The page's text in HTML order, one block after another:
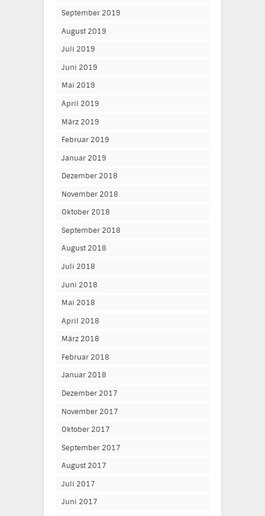
September 2019
August 2019
Juli 2019
Juni 2019
Mai 2019
April 2019
März 2019
Februar 2019
Januar 2019
Dezember 2018
November 2018
Oktober 2018
September 2018
August 2018
Juli 2018
Juni 2018
Mai 2018
April 2018
März 2018
Februar 2018
Januar 2018
Dezember 2017
November 2017
Oktober 2017
September 2017
August 2017
Juli 2017
Juni 2017